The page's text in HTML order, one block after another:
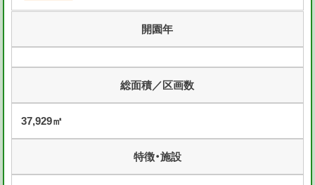
開園年
総面積／区画数
37,929㎡
特徴・施設